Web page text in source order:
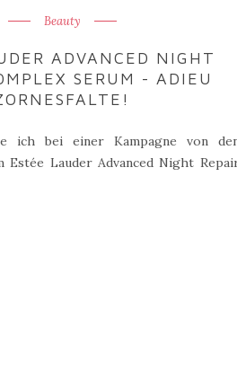
Beauty
ADVANCED NIGHT
SERUM - ADIEU
ich bei einer Kampagne von
Estée Lauder Advanced Night